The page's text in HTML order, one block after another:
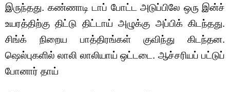
இருந்தது. கண்ணாடி டாப் போட்ட அடுப்பிலே ஒரு இன்ச்
உயரத்திற்கு திட்டு திட்டாய் அழுக்கு அப்பிக் கிடந்தது.
சிங்க் நிறைய பாத்திரங்கள் குவிந்து கிடந்தன.
ஷெல்புகளில் லாலி லாலியாய் ஒட்டடை. ஆச்சரியப் பட்டுப்
போனார் தாய்